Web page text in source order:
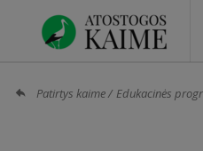
Patirtys kaime Edukacinės